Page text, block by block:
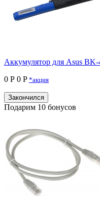
Аккумулятор для Asus
0 Р 0 P *акция
Закончился
Подарим 10 бонусов